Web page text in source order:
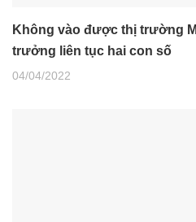
Không vào được thị trường
trưởng liên tục hai con số
04/04/2022